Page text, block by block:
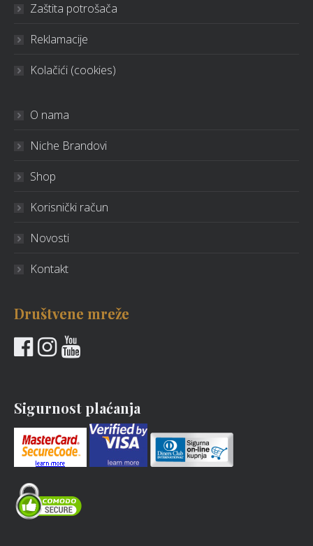
Zaštita potrošača
Reklamacije
Kolačići (cookies)
O nama
Niche Brandovi
Shop
Korisnički račun
Novosti
Kontakt
Društvene mreže
Sigurnost plaćanja